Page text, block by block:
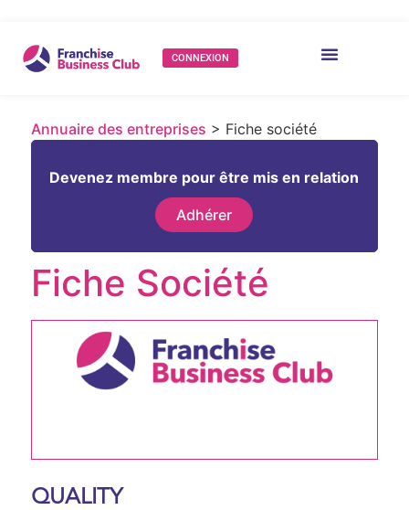
CONNEXION
Annuaire des entreprises > Fiche société
Devenez membre pour être mis en relation
Adhérer
Fiche Société
QUALITY